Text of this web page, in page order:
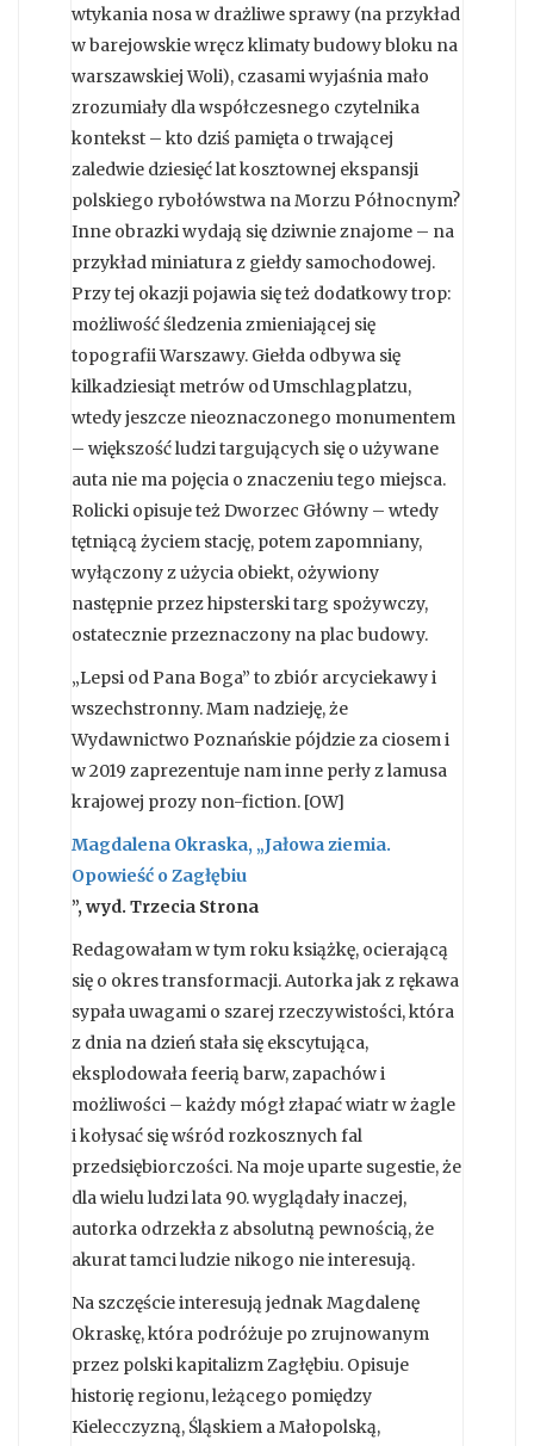
wtykania nosa w drażliwe sprawy (na przykład
w barejowskie wręcz klimaty budowy bloku na
warszawskiej Woli), czasami wyjaśnia mało
zrozumiały dla współczesnego czytelnika
kontekst – kto dziś pamięta o trwającej
zaledwie dziesięć lat kosztownej ekspansji
polskiego rybołówstwa na Morzu Północnym?
Inne obrazki wydają się dziwnie znajome – na
przykład miniatura z giełdy samochodowej.
Przy tej okazji pojawia się też dodatkowy trop:
możliwość śledzenia zmieniającej się
topografii Warszawy. Giełda odbywa się
kilkadziesiąt metrów od Umschlagplatzu,
wtedy jeszcze nieoznaczonego monumentem
– większość ludzi targujących się o używane
auta nie ma pojęcia o znaczeniu tego miejsca.
Rolicki opisuje też Dworzec Główny – wtedy
tętniącą życiem stację, potem zapomniany,
wyłączony z użycia obiekt, ożywiony
następnie przez hipsterski targ spożywczy,
ostatecznie przeznaczony na plac budowy.
„Lepsi od Pana Boga” to zbiór arcyciekawy i
wszechstronny. Mam nadzieję, że
Wydawnictwo Poznańskie pójdzie za ciosem i
w 2019 zaprezentuje nam inne perły z lamusa
krajowej prozy non-fiction. [OW]
Magdalena Okraska, „Jałowa ziemia.
Opowieść o Zagłębiu
”, wyd. Trzecia Strona
Redagowałam w tym roku książkę, ocierającą
się o okres transformacji. Autorka jak z rękawa
sypała uwagami o szarej rzeczywistości, która
z dnia na dzień stała się ekscytująca,
eksplodowała feerią barw, zapachów i
możliwości – każdy mógł złapać wiatr w żagle
i kołysać się wśród rozkosznych fal
przedsiębiorczości. Na moje uparte sugestie, że
dla wielu ludzi lata 90. wyglądały inaczej,
autorka odrzekła z absolutną pewnością, że
akurat tamci ludzie nikogo nie interesują.
Na szczęście interesują jednak Magdalenę
Okraskę, która podróżuje po zrujnowanym
przez polski kapitalizm Zagłębiu. Opisuje
historię regionu, leżącego pomiędzy
Kielecczyzną, Śląskiem a Małopolską,